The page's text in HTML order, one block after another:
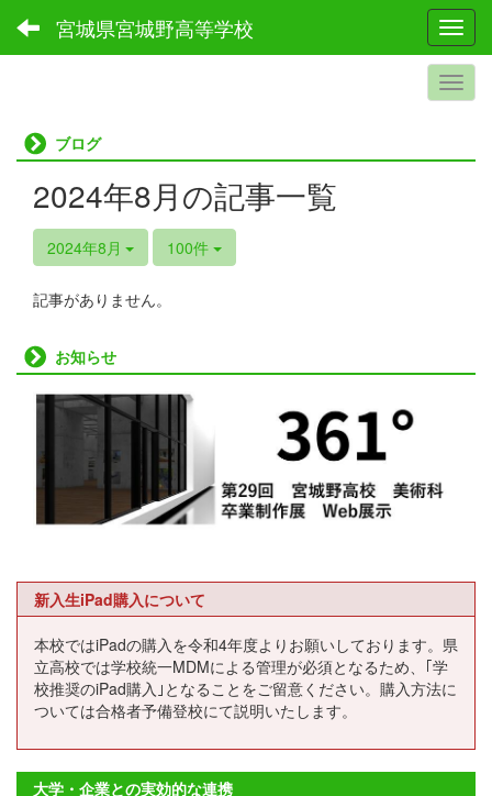
宮城県宮城野高等学校
ブログ
2024年8月の記事一覧
2024年8月 100件
記事がありません。
お知らせ
新入生iPad購入について
本校ではiPadの購入を令和4年度よりお願いしております。県
立高校では学校統一MDMによる管理が必須となるため、｢学
校推奨のiPad購入｣となることをご留意ください。購入方法に
ついては合格者予備登校にて説明いたします。
大学・企業との実効的な連携